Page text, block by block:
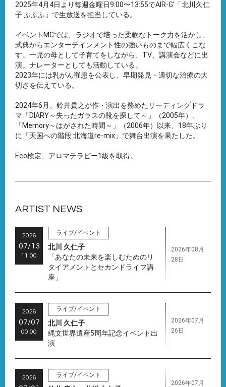
2025年4月4日より毎週金曜日9:00〜13:55でAIR-G’「北川久仁
子 ふふふ」で生放送を担当している。
イベントMCでは、ラジオで培った柔軟なトーク力を活かし、
式典からエンターテインメント性の強いものまで幅広くこな
す。一児の母として子育てをしながら、TV、講演会などに出
演。ナレーターとしても活動している。
2023年には乳がん罹患を公表し、早期発見・適切な治療の大
切さを伝えている。
2024年6月、鈴井貴之が作・演出を務めたリーディングドラ
マ「DIARY～失ったガラスの靴を探して～」（2005年）、
「Memory～はがされた時間～」（2006年）以来、18年ぶり
に「天国への階段 北海道re-mix」で舞台出演を果たした。
Eco検定、アロマテラピー1級を取得。
ARTIST NEWS
2026
07/13
11:00
ライブ/イベント
北川 久仁子
「あなたの未来を楽しむためのリ
タイアメントとセカンドライフ講
座」
2026年08月
28日
2026
07/07
00:00
ライブ/イベント
北川 久仁子
縄文世界遺産5周年記念イベント出
演
2026年07月
26日
2026 ライブ/イベント
2026年07月